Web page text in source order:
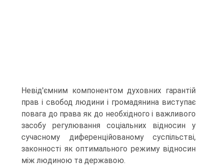
Невід'ємним компонентом духовних гарантій
прав і свобод людини і громадянина виступає
повага до права як до необхідного і важливого
засобу регулювання соціальних відносин у
сучасному диференційованому суспільстві,
законності як оптимального режиму відносин
між людиною та державою.